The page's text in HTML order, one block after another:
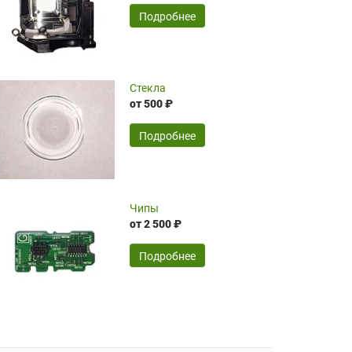
временные затраты по достаточно
оптимизированной стоимости, чему
чрезмерно благодарны!)))
SERGEY FOURSOV,24.04.2026
широкий ассортимент ламп, как оригиналов,
так и аналогов.Быстрое оформление и
передача в доставку, приемлемые цены. Мне
понравилось.
Читать полностью
16.04.2026
Подробнее
Стекла
от 500 ₽
Подробнее
Чипы
от 2 500 ₽
Подробнее